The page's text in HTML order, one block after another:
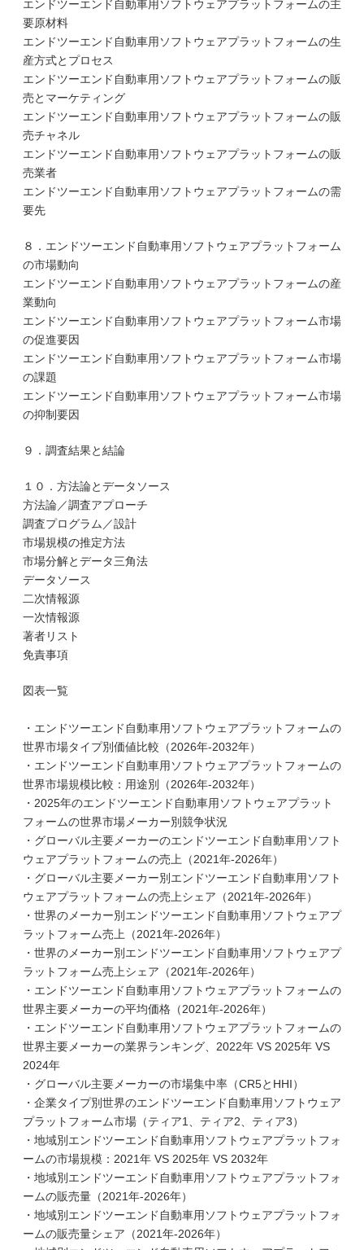
エンドツーエンド自動車用ソフトウェアプラットフォームの主
要原材料
エンドツーエンド自動車用ソフトウェアプラットフォームの生
産方式とプロセス
エンドツーエンド自動車用ソフトウェアプラットフォームの販
売とマーケティング
エンドツーエンド自動車用ソフトウェアプラットフォームの販
売チャネル
エンドツーエンド自動車用ソフトウェアプラットフォームの販
売業者
エンドツーエンド自動車用ソフトウェアプラットフォームの需
要先
８．エンドツーエンド自動車用ソフトウェアプラットフォーム
の市場動向
エンドツーエンド自動車用ソフトウェアプラットフォームの産
業動向
エンドツーエンド自動車用ソフトウェアプラットフォーム市場
の促進要因
エンドツーエンド自動車用ソフトウェアプラットフォーム市場
の課題
エンドツーエンド自動車用ソフトウェアプラットフォーム市場
の抑制要因
９．調査結果と結論
１０．方法論とデータソース
方法論／調査アプローチ
調査プログラム／設計
市場規模の推定方法
市場分解とデータ三角法
データソース
二次情報源
一次情報源
著者リスト
免責事項
図表一覧
・エンドツーエンド自動車用ソフトウェアプラットフォームの
世界市場タイプ別価値比較（2026年-2032年）
・エンドツーエンド自動車用ソフトウェアプラットフォームの
世界市場規模比較：用途別（2026年-2032年）
・2025年のエンドツーエンド自動車用ソフトウェアプラット
フォームの世界市場メーカー別競争状況
・グローバル主要メーカーのエンドツーエンド自動車用ソフト
ウェアプラットフォームの売上（2021年-2026年）
・グローバル主要メーカー別エンドツーエンド自動車用ソフト
ウェアプラットフォームの売上シェア（2021年-2026年）
・世界のメーカー別エンドツーエンド自動車用ソフトウェアプ
ラットフォーム売上（2021年-2026年）
・世界のメーカー別エンドツーエンド自動車用ソフトウェアプ
ラットフォーム売上シェア（2021年-2026年）
・エンドツーエンド自動車用ソフトウェアプラットフォームの
世界主要メーカーの平均価格（2021年-2026年）
・エンドツーエンド自動車用ソフトウェアプラットフォームの
世界主要メーカーの業界ランキング、2022年 VS 2025年 VS
2024年
・グローバル主要メーカーの市場集中率（CR5とHHI）
・企業タイプ別世界のエンドツーエンド自動車用ソフトウェア
プラットフォーム市場（ティア1、ティア2、ティア3）
・地域別エンドツーエンド自動車用ソフトウェアプラットフォ
ームの市場規模：2021年 VS 2025年 VS 2032年
・地域別エンドツーエンド自動車用ソフトウェアプラットフォ
ームの販売量（2021年-2026年）
・地域別エンドツーエンド自動車用ソフトウェアプラットフォ
ームの販売量シェア（2021年-2026年）